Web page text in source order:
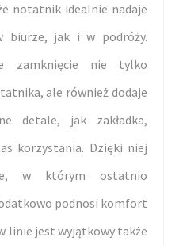
notatnik idealnie nadaje
biurze, jak i w podróży.
zamknięcie nie tylko
ale również dodaje
detale, jak zakładka,
korzystania. Dzięki niej
w którym ostatnio
podnosi komfort
linie jest wyjątkowy także